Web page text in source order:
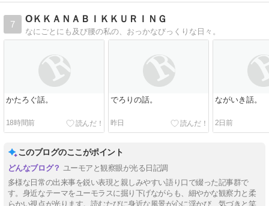
7
OＫＫＡＮＡＢＩＫＫＵＲＩＮＧ
なにごとにも及び腰の私の、おっかなびっくりな日々。
かたろぐ話。
18時間前
でろりの話。
昨日
ながいき話。
2日前
このブログのここがポイント
ユーモアと観察眼が光る日記調
多様な日常の出来事を鋭い表現と親しみやすい語り口で綴った記事群で
す。身近なテーマをユーモラスに掘り下げながらも、細やかな観察力と柔
らかい視点が光ります。読むたびに身近な風景が心に浮かび、気づきと笑